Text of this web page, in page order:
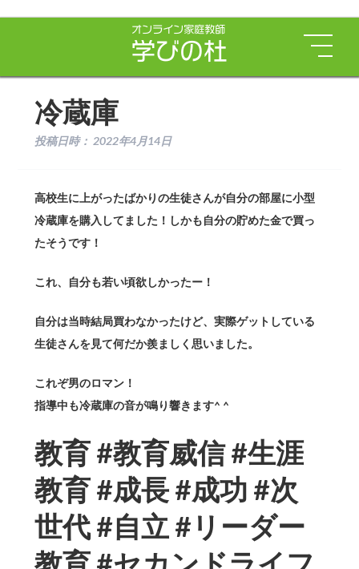
冷蔵庫
投稿日時： 2022年4月14日
高校生に上がったばかりの生徒さんが自分の部屋に小型
冷蔵庫を購入してました！しかも自分の貯めた金で買っ
たそうです！
これ、自分も若い頃欲しかったー！
自分は当時結局買わなかったけど、実際ゲットしている
生徒さんを見て何だか羨ましく思いました。
これぞ男のロマン！
指導中も冷蔵庫の音が鳴り響きます^ ^
教育 #教育威信 #生涯
教育 #成長 #成功 #次
世代 #自立 #リーダー